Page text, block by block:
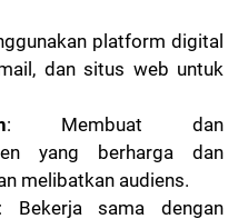
platform digital
dan situs web untuk
: Membuat dan
yang berharga dan
melibatkan audiens.
Bekerja sama dengan